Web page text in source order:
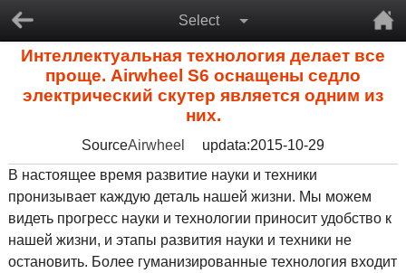
Select
Интеллектуальная технология делает все
проще. Airwheel S6 оснащены седло
электрический скутер является одним из
них.
SourceAirwheel
updata:2015-10-29
В настоящее время развитие науки и техники
пронизывает каждую деталь нашей жизни. Мы можем
видеть прогресс науки и технологии приносит удобство к
нашей жизни, и этапы развития науки и техники не
остановить. Более гуманизированные технология входит